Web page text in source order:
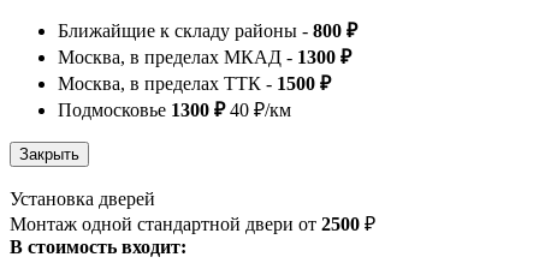
Ближайщие к складу районы - 800 ₽
Москва, в пределах МКАД - 1300 ₽
Москва, в пределах ТТК - 1500 ₽
Подмосковье 1300 ₽40 ₽/км
Установка дверей
Монтаж одной стандартной двери от 2500 ₽
В стоимость входит: